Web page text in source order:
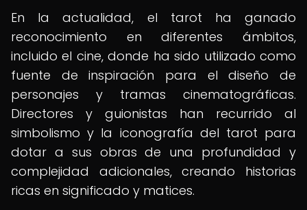
En la actualidad, el tarot ha ganado
reconocimiento en diferentes ámbitos,
incluido el cine, donde ha sido utilizado como
fuente de inspiración para el diseño de
personajes y tramas cinematográficas.
Directores y guionistas han recurrido al
simbolismo y la iconografía del tarot para
dotar a sus obras de una profundidad y
complejidad adicionales, creando historias
ricas en significado y matices.